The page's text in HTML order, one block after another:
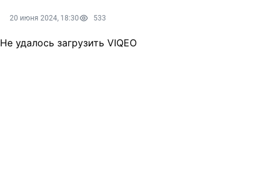
20 июня 2024, 18:30 533
Не удалось загрузить VIQEO